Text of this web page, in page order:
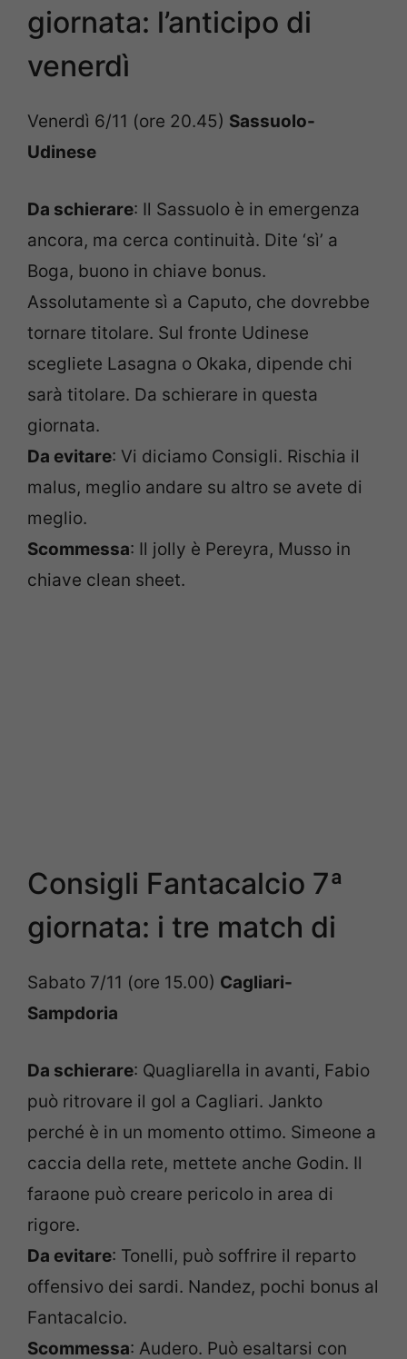
giornata: l’anticipo di
venerdì
Venerdì 6/11 (ore 20.45) Sassuolo-
Udinese
Da schierare: Il Sassuolo è in emergenza
ancora, ma cerca continuità. Dite ‘sì’ a
Boga, buono in chiave bonus.
Assolutamente sì a Caputo, che dovrebbe
tornare titolare. Sul fronte Udinese
scegliete Lasagna o Okaka, dipende chi
sarà titolare. Da schierare in questa
giornata.
Da evitare: Vi diciamo Consigli. Rischia il
malus, meglio andare su altro se avete di
meglio.
Scommessa: Il jolly è Pereyra, Musso in
chiave clean sheet.
Consigli Fantacalcio 7ª
giornata: i tre match di
Sabato 7/11 (ore 15.00) Cagliari-
Sampdoria
Da schierare: Quagliarella in avanti, Fabio
può ritrovare il gol a Cagliari. Jankto
perché è in un momento ottimo. Simeone a
caccia della rete, mettete anche Godin. Il
faraone può creare pericolo in area di
rigore.
Da evitare: Tonelli, può soffrire il reparto
offensivo dei sardi. Nandez, pochi bonus al
Fantacalcio.
Scommessa: Audero. Può esaltarsi con